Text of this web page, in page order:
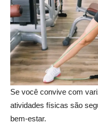
Se você convive com
atividades físicas são
bem-estar.